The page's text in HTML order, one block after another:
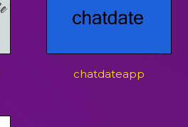
chatdateapp